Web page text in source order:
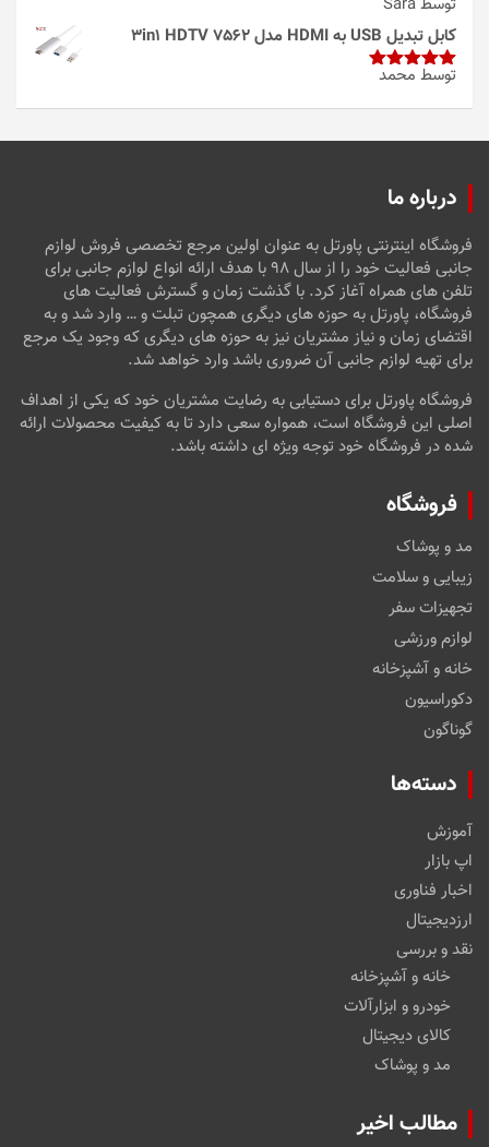
امتیاز4
از 5
توسط Sara
کابل تبدیل USB به HDMI مدل 3in1 HDTV 7562
امتیاز5از
توسط محمد
درباره ما
فروشگاه اینترنتی پاورتل به عنوان اولین مرجع تخصصی فروش لوازم
جانبی فعالیت خود را از سال ۹۸ با هدف ارائه انواع لوازم جانبی برای
تلفن های همراه آغاز کرد. با گذشت زمان و گسترش فعالیت های
فروشگاه، پاورتل به حوزه های دیگری همچون تبلت و … وارد شد و به
اقتضای زمان و نیاز مشتریان نیز به حوزه های دیگری که وجود یک مرجع
برای تهیه لوازم جانبی آن ضروری باشد وارد خواهد شد.
فروشگاه پاورتل برای دستیابی به رضایت مشتریان خود که یکی از اهداف
اصلی این فروشگاه است، همواره سعی دارد تا به کیفیت محصولات ارائه
شده در فروشگاه خود توجه ویژه ای داشته باشد.
فروشگاه
مد و پوشاک
زیبایی و سلامت
تجهیزات سفر
لوازم ورزشی
خانه و آشپزخانه
دکوراسیون
گوناگون
دسته‌ها
آموزش
اپ بازار
اخبار فناوری
ارزدیجیتال
نقد و بررسی
خانه و آشپزخانه
خودرو و ابزارآلات
کالای دیجیتال
مد و پوشاک
مطالب اخیر